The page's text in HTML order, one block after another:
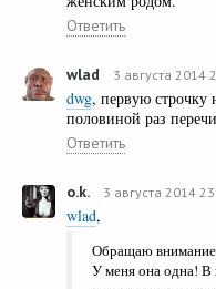
Ответить
wlad 3 августа 2014
dwg, первую строчку
половиной раз
Ответить
o.k. 3 августа 2014
wlad,
Обращаю
У меня она одна! В